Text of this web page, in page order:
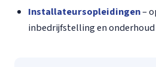
Installateursopleidingen–
inbedrijfstelling en onderhoud